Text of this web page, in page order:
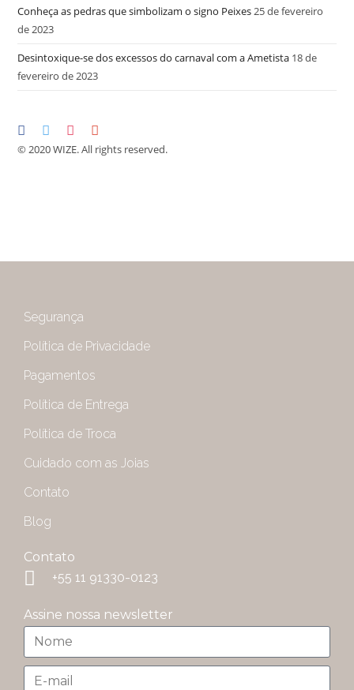
Conheça as pedras que simbolizam o signo Peixes25 de fevereiro
de 2023
Desintoxique-se dos excessos do carnaval com a Ametista 18 de
fevereiro de 2023
© 2020 WIZE. All rights reserved.
Segurança
Política de Privacidade
Pagamentos
Política de Entrega
Política de Troca
Cuidado com as Joias
Contato
Blog
Contato
+55 11 91330-0123
Assine nossa newsletter